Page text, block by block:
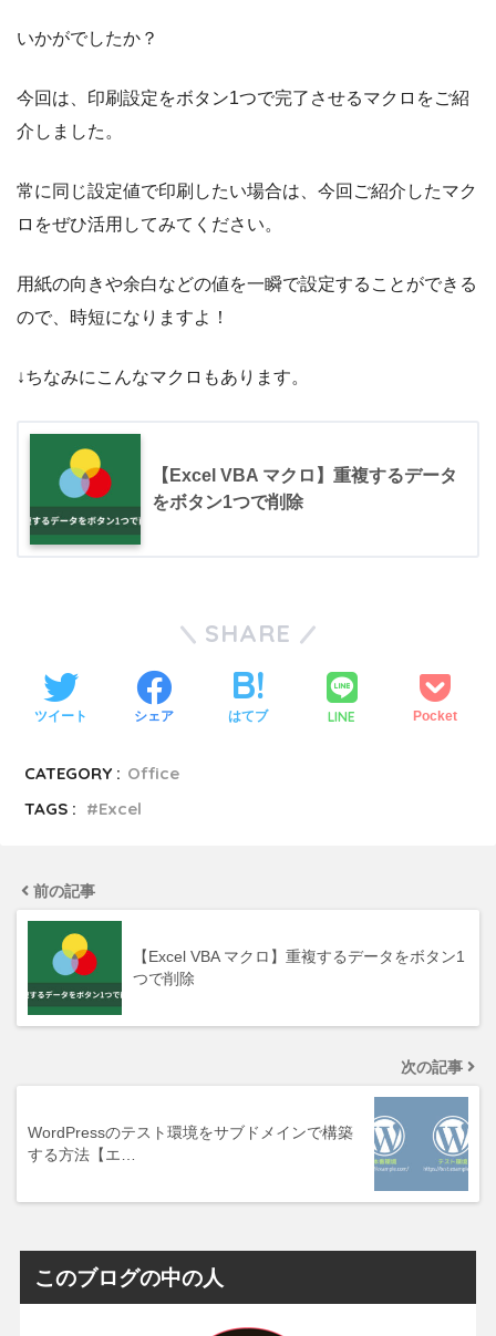
いかがでしたか？
今回は、印刷設定をボタン1つで完了させるマクロをご紹
介しました。
常に同じ設定値で印刷したい場合は、今回ご紹介したマク
ロをぜひ活用してみてください。
用紙の向きや余白などの値を一瞬で設定することができる
ので、時短になりますよ！
↓ちなみにこんなマクロもあります。
【Excel VBA マクロ】重複するデータ
をボタン1つで削除
SHARE
ツイート シェア はてブ LINE Pocket
CATEGORY : Office
TAGS :
Excel
前の記事
【Excel VBA マクロ】重複するデータをボタン1
つで削除
次の記事
WordPressのテスト環境をサブドメインで構築
する方法【エ…
このブログの中の人